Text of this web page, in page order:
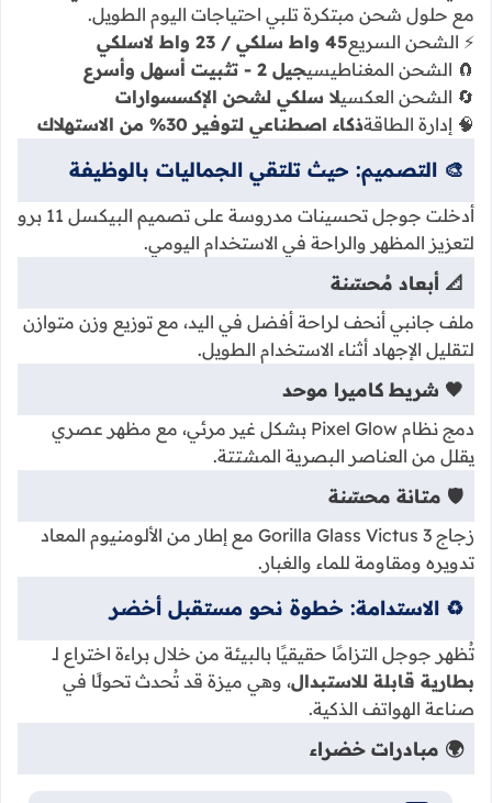
مع حلول شحن مبتكرة تلبي احتياجات اليوم الطويل.
⚡ الشحن السريع45 واط سلكي / 23 واط لاسلكي
🧲 الشحن المغناطيسيجيل 2 - تثبيت أسهل وأسرع
🔄 الشحن العكسيلا سلكي لشحن الإكسسوارات
🧠 إدارة الطاقةذكاء اصطناعي لتوفير 30% من الاستهلاك
🎨 التصميم: حيث تلتقي الجماليات بالوظيفة
أدخلت جوجل تحسينات مدروسة على تصميم البيكسل 11 برو
لتعزيز المظهر والراحة في الاستخدام اليومي.
📐 أبعاد مُحسّنة
ملف جانبي أنحف لراحة أفضل في اليد، مع توزيع وزن متوازن
لتقليل الإجهاد أثناء الاستخدام الطويل.
🖤 شريط كاميرا موحد
دمج نظام Pixel Glow بشكل غير مرئي، مع مظهر عصري
يقلل من العناصر البصرية المشتتة.
🛡️ متانة محسّنة
زجاج Gorilla Glass Victus 3 مع إطار من الألومنيوم المعاد
تدويره ومقاومة للماء والغبار.
♻️ الاستدامة: خطوة نحو مستقبل أخضر
تُظهر جوجل التزامًا حقيقيًا بالبيئة من خلال براءة اختراع لـ
بطارية قابلة للاستبدال، وهي ميزة قد تُحدث تحولًا في
صناعة الهواتف الذكية.
🌍 مبادرات خضراء